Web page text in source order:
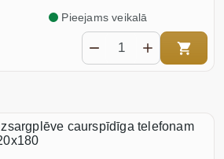
Pieejams veikalā
caurspīdīga telefonam